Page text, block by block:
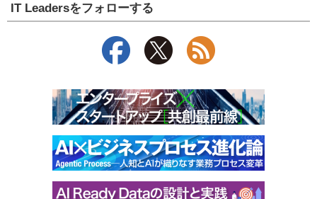
IT Leadersをフォローする